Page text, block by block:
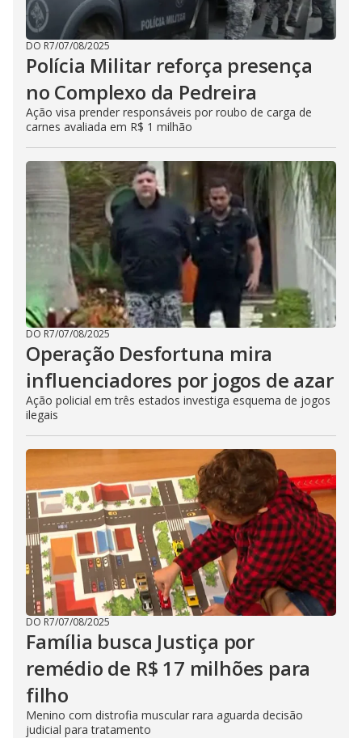
DO R7/07/08/2025
Polícia Militar reforça presença
no Complexo da Pedreira
Ação visa prender responsáveis por roubo de carga de
carnes avaliada em R$ 1 milhão
DO R7/07/08/2025
Operação Desfortuna mira
influenciadores por jogos de azar
Ação policial em três estados investiga esquema de jogos
ilegais
DO R7/07/08/2025
Família busca Justiça por
remédio de R$ 17 milhões para
filho
Menino com distrofia muscular rara aguarda decisão
judicial para tratamento